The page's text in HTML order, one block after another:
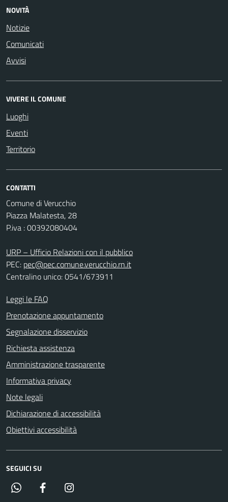
NOVITÀ
Notizie
Comunicati
Avvisi
VIVERE IL COMUNE
Luoghi
Eventi
Territorio
CONTATTI
Comune di Verucchio
Piazza Malatesta, 28
P.iva : 00392080404
URP – Ufficio Relazioni con il pubblico
PEC: pec@pec.comune.verucchio.rn.it
Centralino unico: 0541/673911
Leggi le FAQ
Prenotazione appuntamento
Segnalazione disservizio
Richiesta assistenza
Amministrazione trasparente
Informativa privacy
Note legali
Dichiarazione di accessibilità
Obiettivi accessibilità
SEGUICI SU
Whatsapp Facebook